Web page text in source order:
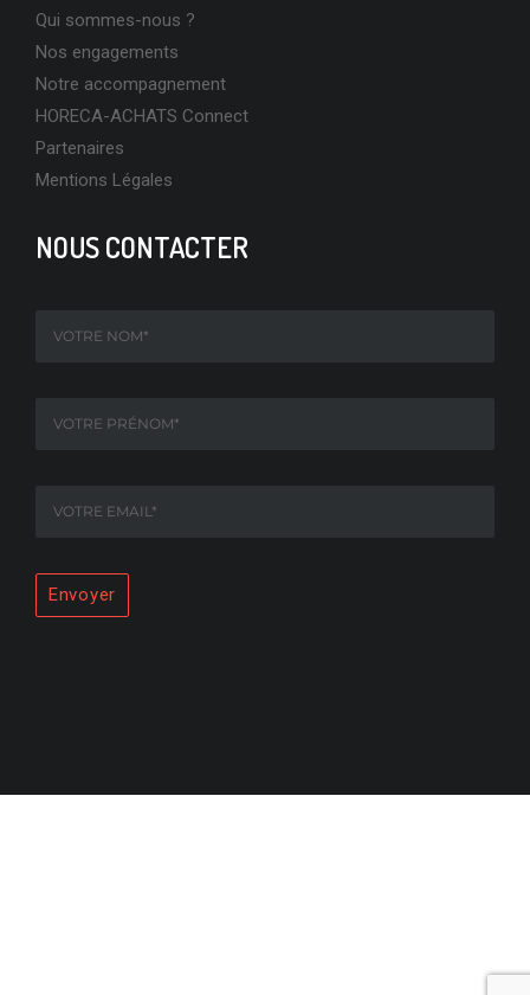
Qui sommes-nous ?
Nos engagements
Notre accompagnement
HORECA-ACHATS Connect
Partenaires
Mentions Légales
NOUS CONTACTER